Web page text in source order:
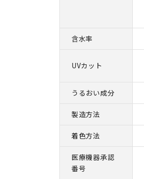
含水率
UVカット
うるおい成分
製造方法
着色方法
医療機器承認
番号